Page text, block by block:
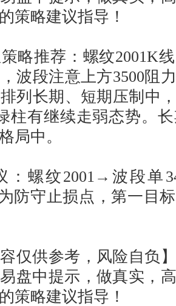
策略建议指导！
推荐：螺纹2001K线
波段注意上方3500阻
列长期、短期压制中
柱有继续走弱态势。
局中。
纹2001→波段单
防守止损点，第一目
供参考，风险自负】
盘中提示，做真实，
策略建议指导！